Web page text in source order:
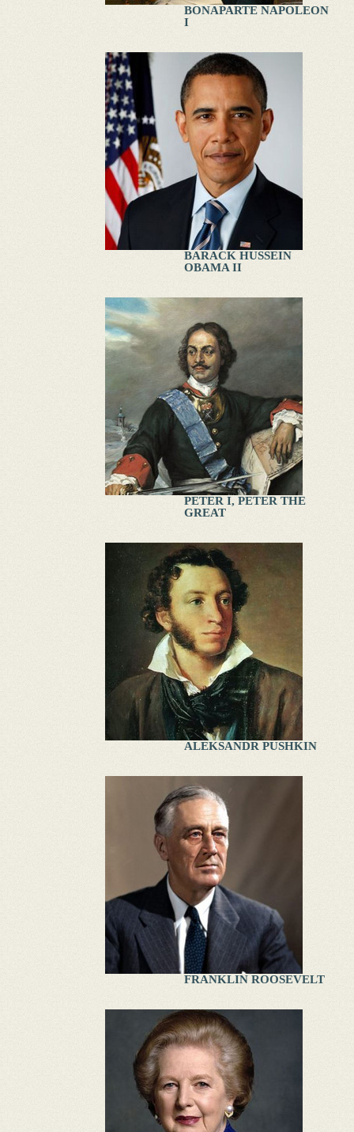
BONAPARTE NAPOLEON
I
BARACK HUSSEIN
OBAMA II
PETER I, PETER THE
GREAT
ALEKSANDR PUSHKIN
FRANKLIN ROOSEVELT